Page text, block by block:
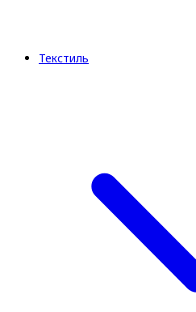
Текстиль